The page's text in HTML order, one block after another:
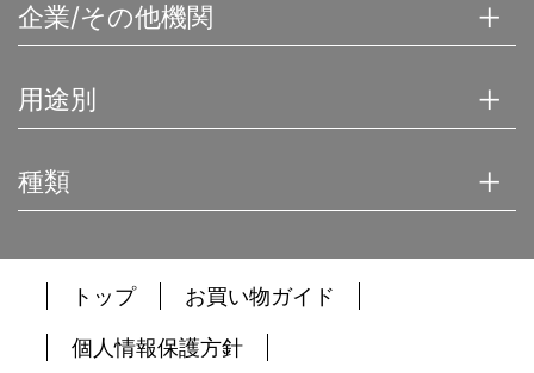
企業/その他機関
用途別
種類
トップ お買い物ガイド
個人情報保護方針